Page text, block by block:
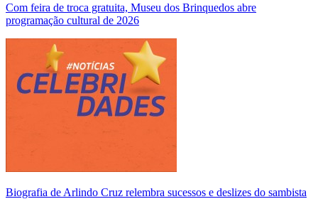
Com feira de troca gratuita, Museu dos Brinquedos abre
programação cultural de 2026
Biografia de Arlindo Cruz relembra sucessos e deslizes do sambista